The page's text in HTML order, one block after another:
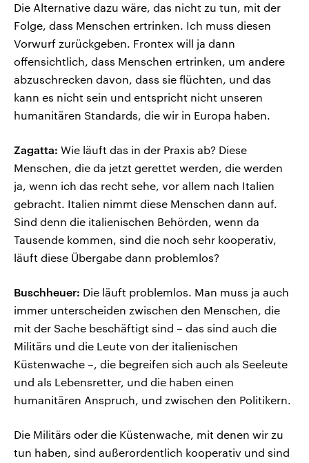
Die Alternative dazu wäre, das nicht zu tun, mit der
Folge, dass Menschen ertrinken. Ich muss diesen
Vorwurf zurückgeben. Frontex will ja dann
offensichtlich, dass Menschen ertrinken, um andere
abzuschrecken davon, dass sie flüchten, und das
kann es nicht sein und entspricht nicht unseren
humanitären Standards, die wir in Europa haben.
Zagatta: Wie läuft das in der Praxis ab? Diese
Menschen, die da jetzt gerettet werden, die werden
ja, wenn ich das recht sehe, vor allem nach Italien
gebracht. Italien nimmt diese Menschen dann auf.
Sind denn die italienischen Behörden, wenn da
Tausende kommen, sind die noch sehr kooperativ,
läuft diese Übergabe dann problemlos?
Buschheuer: Die läuft problemlos. Man muss ja auch
immer unterscheiden zwischen den Menschen, die
mit der Sache beschäftigt sind – das sind auch die
Militärs und die Leute von der italienischen
Küstenwache –, die begreifen sich auch als Seeleute
und als Lebensretter, und die haben einen
humanitären Anspruch, und zwischen den Politikern.
Die Militärs oder die Küstenwache, mit denen wir zu
tun haben, sind außerordentlich kooperativ und sind